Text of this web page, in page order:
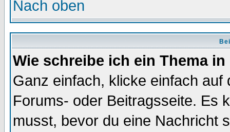
Nach oben
Wie schreibe ich ein Thema
Ganz einfach, klicke einfach
Forums- oder Beitragsseite. Es
musst, bevor du eine Nachricht